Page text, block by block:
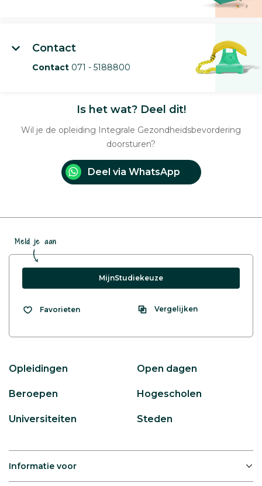
Contact
Contact 071 - 5188800
Is het wat? Deel dit!
Wil je de opleiding Integrale Gezondheidsbevordering
doorsturen?
Deel via WhatsApp
Meld je aan
MijnStudiekeuze
Favorieten Vergelijken
Opleidingen Open dagen
Beroepen Hogescholen
Universiteiten Steden
Informatie voor